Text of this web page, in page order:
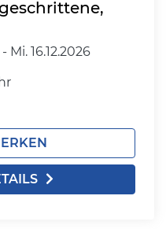
- Mi. 16.12.2026